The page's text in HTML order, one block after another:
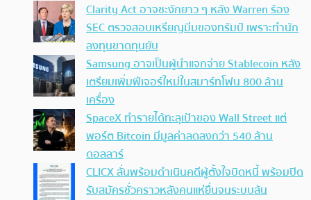
Clarity Act อาจชะงักยาว ๆ หลัง Warren ร้อง
SEC ตรวจสอบเหรียญมีมของทรัมป์ เพราะทำนัก
ลงทุนขาดทุนยับ
Samsung อาจเป็นผู้นำแจกจ่าย Stablecoin หลัง
เตรียมเพิ่มฟีเจอร์ใหม่ในสมาร์ทโฟน 800 ล้าน
เครื่อง
SpaceX ทำรายได้ทะลุเป้าของ Wall Street แต่
พอร์ต Bitcoin มีมูลค่าลดลงกว่า 540 ล้าน
ดอลลาร์
CLICX ลั่นพร้อมดำเนินคดีผู้ตั้งใจบิดหนี้ พร้อมปิด
รับสมัครชั่วคราวหลังคนแห่ยื่นจนระบบล้น